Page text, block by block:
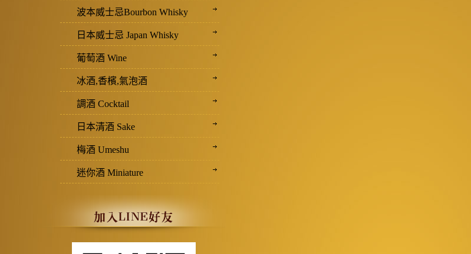
波本威士忌Bourbon Whisky
日本威士忌 Japan Whisky
葡萄酒 Wine
冰酒,香檳,氣泡酒
調酒 Cocktail
日本清酒 Sake
梅酒 Umeshu
迷你酒 Miniature